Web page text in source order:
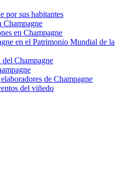
por sus habitantes
Champagne
en Champagne
en el Patrimonio Mundial de la
Champagne
de Champagne
del viñedo